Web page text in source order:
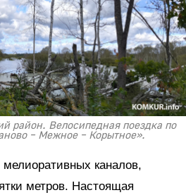
район. Велосипедная поездка по
– Межное – Корытное».
мелиоративных каналов,
метров. Настоящая